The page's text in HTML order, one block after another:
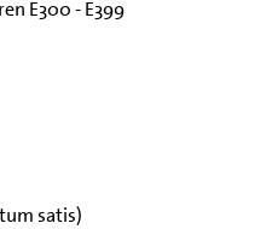
E300 - E399
satis)